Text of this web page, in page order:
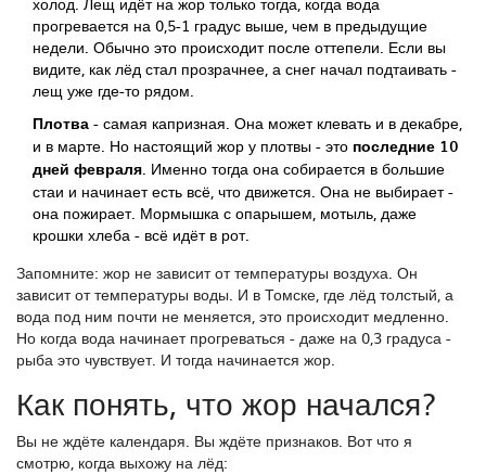
прогревается на 0,5-1 градус выше, чем в предыдущие
недели. Обычно это происходит после оттепели. Если вы
видите, как лёд стал прозрачнее, а снег начал подтаивать -
лещ уже где-то рядом.
Плотва - самая капризная. Она может клевать и в декабре,
и в марте. Но настоящий жор у плотвы - это последние 10
дней февраля. Именно тогда она собирается в большие
стаи и начинает есть всё, что движется. Она не выбирает -
она пожирает. Мормышка с опарышем, мотыль, даже
крошки хлеба - всё идёт в рот.
Запомните: жор не зависит от температуры воздуха. Он
зависит от температуры воды. И в Томске, где лёд толстый, а
вода под ним почти не меняется, это происходит медленно.
Но когда вода начинает прогреваться - даже на 0,3 градуса -
рыба это чувствует. И тогда начинается жор.
Как понять, что жор начался?
Вы не ждёте календаря. Вы ждёте признаков. Вот что я
смотрю, когда выхожу на лёд: